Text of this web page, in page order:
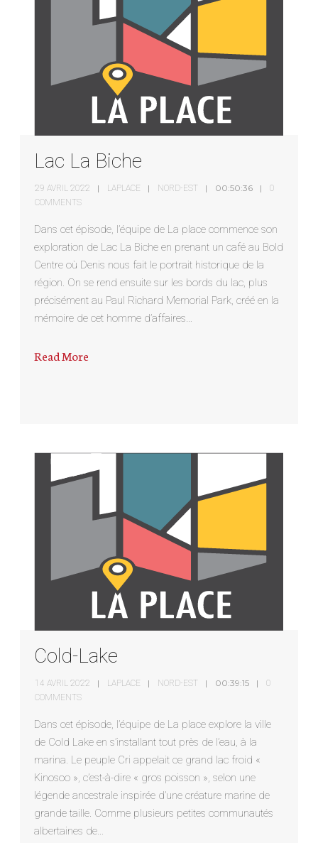
Lac La Biche
29 AVRIL 2022 LAPLACE NORD-EST 00:50:36
0
COMMENTS
Dans cet épisode, l’équipe de La place commence son
exploration de Lac La Biche en prenant un café au Bold
Centre où Denis nous fait le portrait historique de la
région. On se rend ensuite sur les bords du lac, plus
précisément au Paul Richard Memorial Park, créé en la
mémoire de cet homme d’affaires…
Read More
Cold-Lake
14 AVRIL 2022 LAPLACE NORD-EST 00:39:15
0
COMMENTS
Dans cet épisode, l’équipe de La place explore la ville
de Cold Lake en s’installant tout près de l’eau, à la
marina. Le peuple Cri appelait ce grand lac froid «
Kinosoo », c’est-à-dire « gros poisson », selon une
légende ancestrale inspirée d’une créature marine de
grande taille. Comme plusieurs petites communautés
albertaines de…